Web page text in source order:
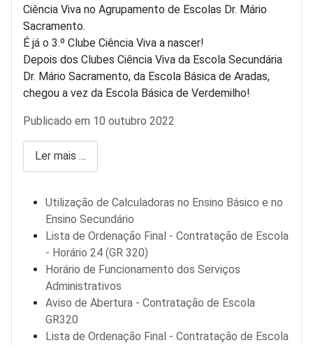
Ciência Viva no Agrupamento de Escolas Dr. Mário
Sacramento.
É já o 3.º Clube Ciência Viva a nascer!
Depois dos Clubes Ciência Viva da Escola Secundária
Dr. Mário Sacramento, da Escola Básica de Aradas,
chegou a vez da Escola Básica de Verdemilho!
Detalhes
Publicado em 10 outubro 2022
Ler mais …
Utilização de Calculadoras no Ensino Básico e no
Ensino Secundário
Lista de Ordenação Final - Contratação de Escola
- Horário 24 (GR 320)
Horário de Funcionamento dos Serviços
Administrativos
Aviso de Abertura - Contratação de Escola
GR320
Lista de Ordenação Final - Contratação de Escola